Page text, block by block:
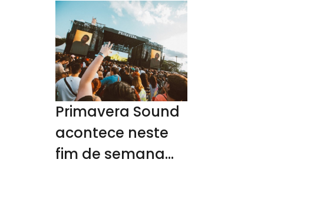
Primavera Sound
acontece neste
fim de semana